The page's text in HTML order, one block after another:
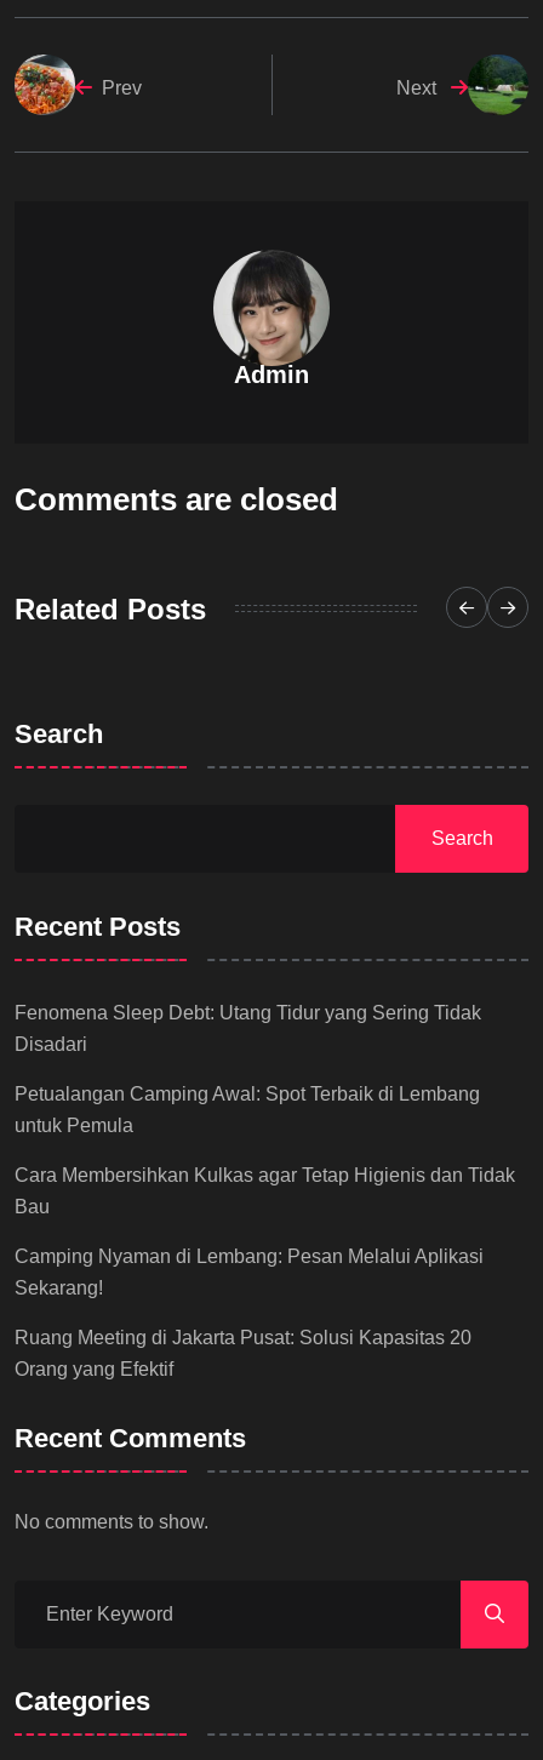
Prev Next
Admin
Comments are closed
Related Posts
Search
Search
Recent Posts
Fenomena Sleep Debt: Utang Tidur yang Sering Tidak
Disadari
Petualangan Camping Awal: Spot Terbaik di Lembang
untuk Pemula
Cara Membersihkan Kulkas agar Tetap Higienis dan Tidak
Bau
Camping Nyaman di Lembang: Pesan Melalui Aplikasi
Sekarang!
Ruang Meeting di Jakarta Pusat: Solusi Kapasitas 20
Orang yang Efektif
Recent Comments
No comments to show.
Categories